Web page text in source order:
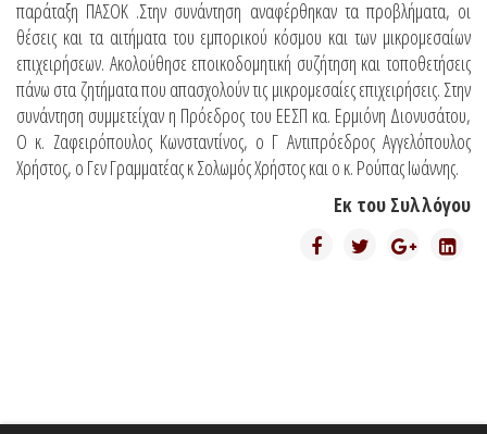
παράταξη ΠΑΣΟΚ .Στην συνάντηση αναφέρθηκαν τα προβλήματα, οι
θέσεις και τα αιτήματα του εμπορικού κόσμου και των μικρομεσαίων
επιχειρήσεων. Ακολούθησε εποικοδομητική συζήτηση και τοποθετήσεις
πάνω στα ζητήματα που απασχολούν τις μικρομεσαίες επιχειρήσεις. Στην
συνάντηση συμμετείχαν η Πρόεδρος του ΕΕΣΠ κα. Ερμιόνη Διονυσάτου,
Ο κ. Ζαφειρόπουλος Κωνσταντίνος, ο Γ Αντιπρόεδρος Αγγελόπουλος
Χρήστος, ο Γεν Γραμματέας κ Σολωμός Χρήστος και ο κ. Ρούπας Ιωάννης.
Εκ του Συλλόγου